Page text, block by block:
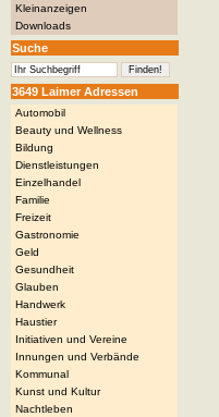
Kleinanzeigen
Downloads
Suche
3649 Laimer Adressen
Automobil
Beauty und Wellness
Bildung
Dienstleistungen
Einzelhandel
Familie
Freizeit
Gastronomie
Geld
Gesundheit
Glauben
Handwerk
Haustier
Initiativen und Vereine
Innungen und Verbände
Kommunal
Kunst und Kultur
Nachtleben